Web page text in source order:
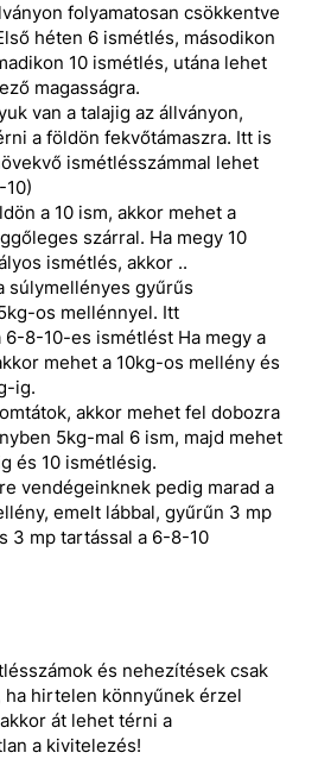
folyamatosan csökkentve
héten 6 ismétlés, másodikon
10 ismétlés, utána lehet
magasságra.
van a talajig az állványon,
a földön fekvőtámaszra. Itt is
ismétlésszámmal lehet
a 10 ism, akkor mehet a
szárral. Ha megy 10
ismétlés, akkor ..
súlymellényes gyűrűs
os mellénnyel. Itt
6-8-10-es ismétlést Ha megy a
mehet a 10kg-os mellény és
ig.
akkor mehet fel dobozra
5kg-mal 6 ism, majd mehet
és 10 ismétlésig.
vendégeinknek pedig marad a
emelt lábbal, gyűrűn 3 mp
3 mp tartással a 6-8-10
és nehezítések csak
hirtelen könnyűnek érzel
át lehet térni a
a kivitelezés!